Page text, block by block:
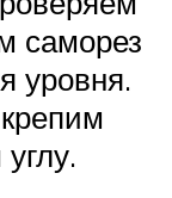
саморез
уровня.